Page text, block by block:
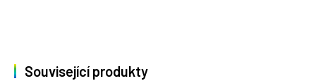
Související produkty